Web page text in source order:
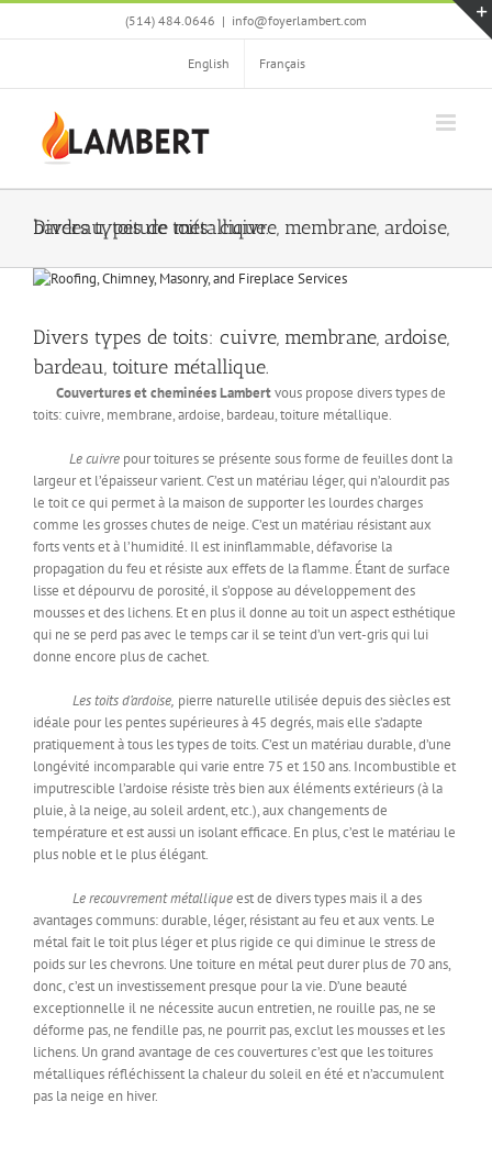
Skip
(514) 484.0646 | info@foyerlambert.com
English Français
Divers types de toits: cuivre, membrane, ardoise, bardeau, toiture métallique.
View
Divers types de toits: cuivre, membrane, ardoise,
bardeau, toiture métallique.
Couvertures et cheminées Lambertvous propose divers types de
toits: cuivre, membrane, ardoise, bardeau, toiture métallique.
Le cuivrepour toitures se présente sous forme de feuilles dont la
largeur et l’épaisseur varient. C’est un matériau léger, qui n’alourdit pas
le toit ce qui permet à la maison de supporter les lourdes charges
comme les grosses chutes de neige. C’est un matériau résistant aux
forts vents et à l’humidité. Il est ininflammable, défavorise la
propagation du feu et résiste aux effets de la flamme. Étant de surface
lisse et dépourvu de porosité, il s’oppose au développement des
mousses et des lichens. Et en plus il donne au toit un aspect esthétique
qui ne se perd pas avec le temps car il se teint d’un vert-gris qui lui
donne encore plus de cachet.
Les toits d’ardoise, pierre naturelle utilisée depuis des siècles est
idéale pour les pentes supérieures à 45 degrés, mais elle s’adapte
pratiquement à tous les types de toits. C’est un matériau durable, d’une
longévité incomparable qui varie entre 75 et 150 ans. Incombustible et
imputrescible l’ardoise résiste très bien aux éléments extérieurs (à la
pluie, à la neige, au soleil ardent, etc.), aux changements de
température et est aussi un isolant efficace. En plus, c’est le matériau le
plus noble et le plus élégant.
Le recouvrement métalliqueest de divers types mais il a des
avantages communs: durable, léger, résistant au feu et aux vents. Le
métal fait le toit plus léger et plus rigide ce qui diminue le stress de
poids sur les chevrons. Une toiture en métal peut durer plus de 70 ans,
donc, c’est un investissement presque pour la vie. D’une beauté
exceptionnelle il ne nécessite aucun entretien, ne rouille pas, ne se
déforme pas, ne fendille pas, ne pourrit pas, exclut les mousses et les
lichens. Un grand avantage de ces couvertures c’est que les toitures
métalliques réfléchissent la chaleur du soleil en été et n’accumulent
pas la neige en hiver.